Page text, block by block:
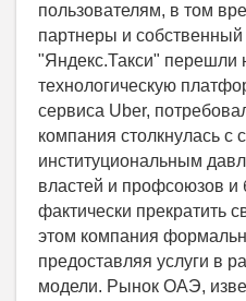
пользователям, в том
партнеры и собственный
"Яндекс.Такси" перешли
технологическую
сервиса Uber,
компания столкнулась с
институциональным
властей и профсоюзов
фактически прекратить
этом компания
предоставляя услуги в
модели. Рынок ОАЭ,